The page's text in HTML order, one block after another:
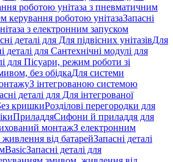
роботою унітаза з пневматичним
керування роботою унітазаЗапасні
з електронним запуском
деталі для Для підвісних унітазівДля
деталі для Сантехнічні модулі для
для Пісуари, режим роботи зі
без обідкаДля системи
З інтегрованою системою
деталі для Для інтегрованої
кришкиРозділові перегородки для
ПриладдяСифони й приладдя для
монтажЗ електронним
від батарейЗапасні деталі
BasicЗапасні деталі для